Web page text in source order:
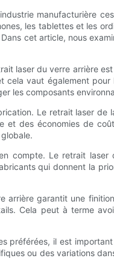
manufacturière
les tablettes et les
cet article, nous
laser du verre arrière
vaut également
les composants
Le retrait laser
des économies de
compte. Le retrait
qui donnent la
garantit une
Cela peut à terme
préférées, il est
ou des variations